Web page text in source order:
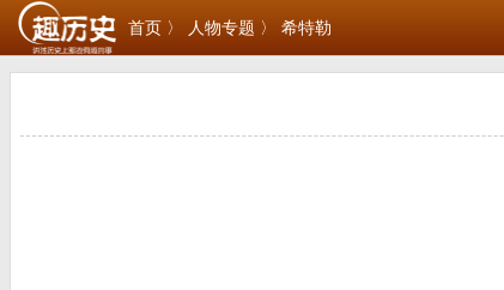
首页 〉 人物专题 〉 希特勒